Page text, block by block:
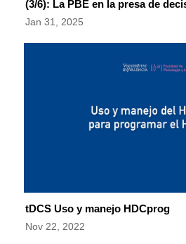
(3/6): La PBE en la presa de
Jan 31, 2025
tDCS Uso y manejo HDCprog
Nov 22, 2022